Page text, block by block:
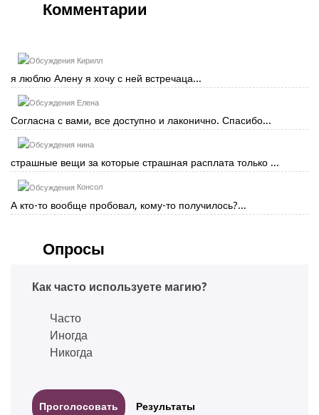
Комментарии
Кирилл
я люблю Алену я хочу с ней встречаца...
Елена
Согласна с вами, все доступно и лаконично. Спасибо...
нина
страшные вещи за которые страшная расплата только ...
Консол
А кто-то вообще пробовал, кому-то получилось?...
Опросы
Как часто используете магию?
Часто
Иногда
Никогда
Результаты